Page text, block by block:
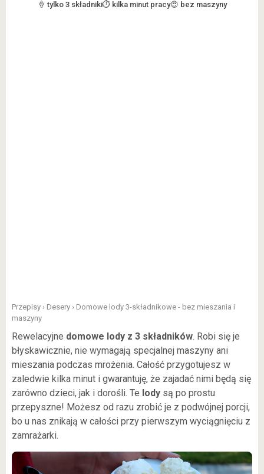
🍦 tylko 3 składniki⏱️ kilka minut pracy😍 bez maszyny
Przepisy › Desery › Domowe lody 3-składnikowe - bez mieszania i
maszyny
Rewelacyjne domowe lody z 3 składników. Robi się je
błyskawicznie, nie wymagają specjalnej maszyny ani
mieszania podczas mrożenia. Całość przygotujesz w
zaledwie kilka minut i gwarantuję, że zajadać nimi będą się
zarówno dzieci, jak i dorośli. Te lody są po prostu
przepyszne! Możesz od razu zrobić je z podwójnej porcji,
bo u nas znikają w całości przy pierwszym wyciągnięciu z
zamrażarki.